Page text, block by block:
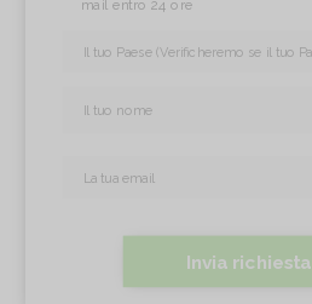
mail entro 24 ore
Invia richiesta